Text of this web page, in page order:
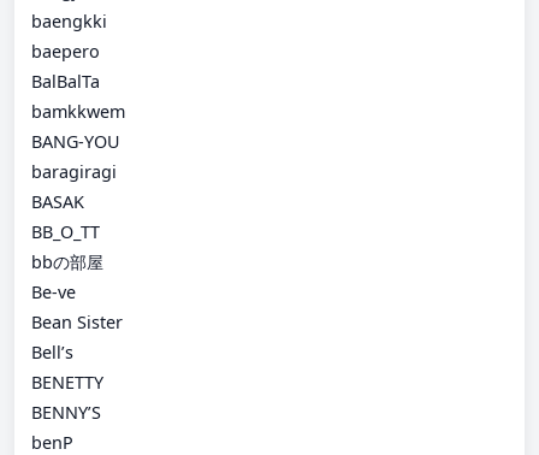
baengkki
baepero
BalBalTa
bamkkwem
BANG-YOU
baragiragi
BASAK
BB_O_TT
bbの部屋
Be-ve
Bean Sister
Bell’s
BENETTY
BENNY’S
benP